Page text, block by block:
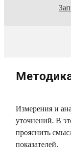
Измерения и
уточнений. В
прояснить
показателей.